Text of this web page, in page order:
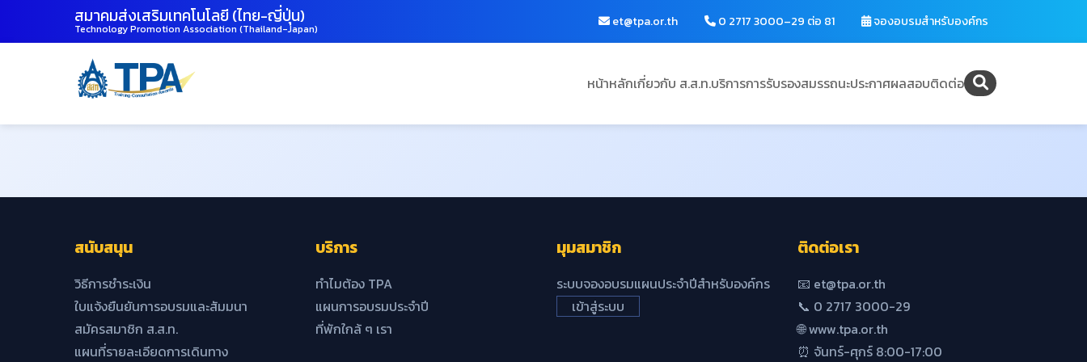
สมาคมส่งเสริมเทคโนโลยี (ไทย-ญี่ปุ่น)
Technology Promotion Association (Thailand-Japan) et@tpa.or.th 0 2717 3000–29 ต่อ 81 จองอบรมสำหรับองค์กร
หน้าหลักเกี่ยวกับ ส.ส.ท.บริการการรับรองสมรรถนะประกาศผลสอบติดต่อ
สนับสนุน
วิธีการชำระเงิน
ใบแจ้งยืนยันการอบรมและสัมมนา
สมัครสมาชิก ส.ส.ท.
แผนที่รายละเอียดการเดินทาง
บริการ
ทำไมต้อง TPA
แผนการอบรมประจำปี
ที่พักใกล้ ๆ เรา
มุมสมาชิก
ระบบจองอบรมแผนประจำปีสำหรับองค์กร
เข้าสู่ระบบ
ติดต่อเรา
📧 et@tpa.or.th
📞 0 2717 3000-29
🌐 www.tpa.or.th
⏰ จันทร์-ศุกร์ 8:00-17:00